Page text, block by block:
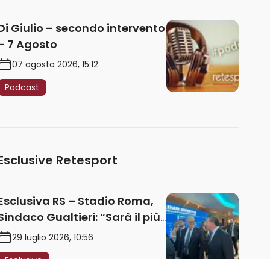
Giulio – secondo intervento
7 Agosto
07 agosto 2026, 15:12
Podcast
Retesport
RS – Stadio Roma,
Gualtieri: “Sarà il più
del mondo. Assoluta
politica. Prima pietra nel
29 luglio 2026, 10:56